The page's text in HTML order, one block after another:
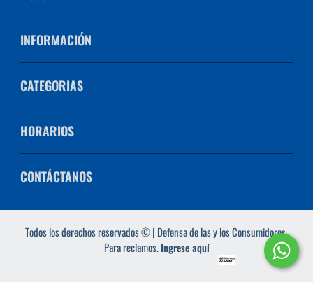
INFORMACIÓN
CATEGORIAS
HORARIOS
CONTÁCTANOS
Todos los derechos reservados © | Defensa de las y los Consumidores.
Para reclamos.Ingrese aquí